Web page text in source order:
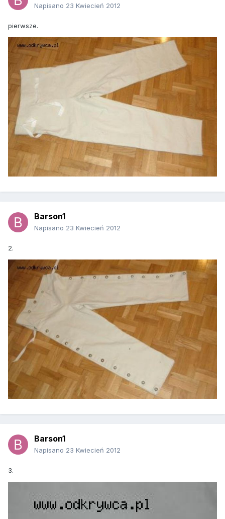
Napisano 23 Kwiecień 2012
pierwsze.
Barson1
Napisano 23 Kwiecień 2012
2.
Barson1
Napisano 23 Kwiecień 2012
3.